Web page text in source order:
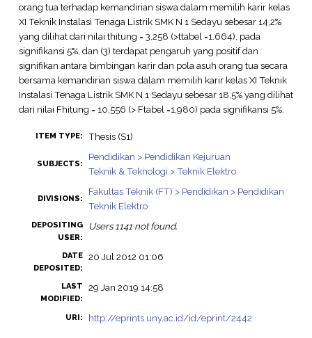
orang tua terhadap kemandirian siswa dalam memilih karir kelas
XI Teknik Instalasi Tenaga Listrik SMK N 1 Sedayu sebesar 14,2%
yang dilihat dari nilai thitung = 3,258 (>ttabel =1.664), pada
signifikansi 5%, dan (3) terdapat pengaruh yang positif dan
signifikan antara bimbingan karir dan pola asuh orang tua secara
bersama kemandirian siswa dalam memilih karir kelas XI Teknik
Instalasi Tenaga Listrik SMK N 1 Sedayu sebesar 18,5% yang dilihat
dari nilai Fhitung = 10,556 (> Ftabel =1,980) pada signifikansi 5%.
ITEM TYPE: Thesis (S1)
SUBJECTS:
Pendidikan > Pendidikan Kejuruan
Teknik & Teknologi > Teknik Elektro
DIVISIONS:
Fakultas Teknik (FT) > Pendidikan > Pendidikan
Teknik Elektro
DEPOSITING
USER:
Users 1141 not found.
DATE
DEPOSITED:
20 Jul 2012 01:06
LAST
MODIFIED:
29 Jan 2019 14:58
URI: http://eprints.uny.ac.id/id/eprint/2442